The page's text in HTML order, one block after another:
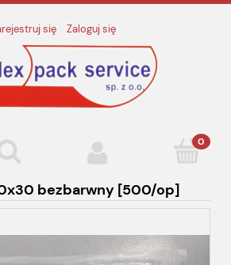
się Zaloguj się
bezbarwny [500/op]